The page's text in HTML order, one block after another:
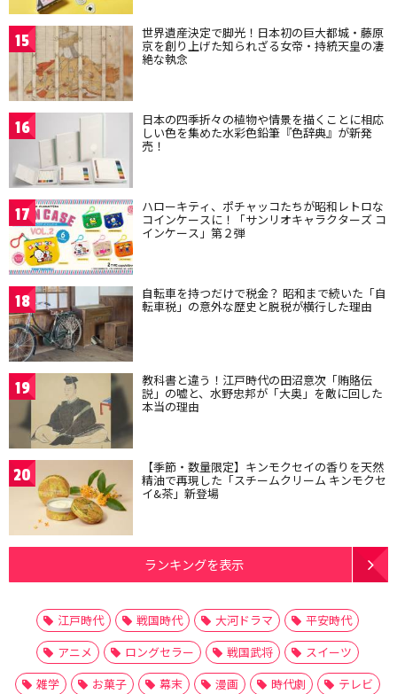
15 世界遺産決定で脚光！日本初の巨大都城・藤原
京を創り上げた知られざる女帝・持統天皇の凄
絶な執念
16 日本の四季折々の植物や情景を描くことに相応
しい色を集めた水彩色鉛筆『色辞典』が新発
売！
17 ハローキティ、ポチャッコたちが昭和レトロな
コインケースに！「サンリオキャラクターズ コ
インケース」第２弾
18 自転車を持つだけで税金？ 昭和まで続いた「自
転車税」の意外な歴史と脱税が横行した理由
19 教科書と違う！江戸時代の田沼意次「賄賂伝
説」の嘘と、水野忠邦が「大奥」を敵に回した
本当の理由
20 【季節・数量限定】キンモクセイの香りを天然
精油で再現した「スチームクリーム キンモクセ
イ&茶」新登場
ランキングを表示
江戸時代 戦国時代 大河ドラマ
平安時代
アニメ
ロングセラー 戦国武将
スイーツ
雑学
お菓子 幕末 漫画 時代劇
テレビ